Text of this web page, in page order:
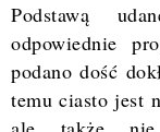
Podstawą
odpowiednie
podano dość
temu ciasto jest